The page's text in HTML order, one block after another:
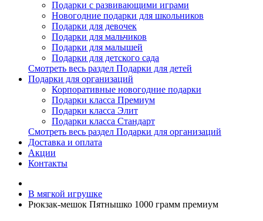
Подарки с развивающими играми
Новогодние подарки для школьников
Подарки для девочек
Подарки для мальчиков
Подарки для малышей
Подарки для детского сада
Смотреть весь раздел Подарки для детей
Подарки для организаций
Корпоративные новогодние подарки
Подарки класса Премиум
Подарки класса Элит
Подарки класса Стандарт
Смотреть весь раздел Подарки для организаций
Доставка и оплата
Акции
Контакты
В мягкой игрушке
Рюкзак-мешок Пятнышко 1000 грамм премиум